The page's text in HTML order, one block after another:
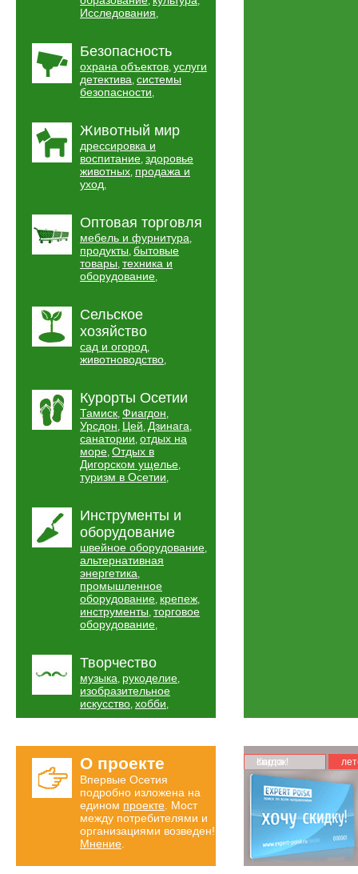
Исследования,
Безопасность
охрана объектов, услуги
детектива, системы
безопасности,
Животный мир
дрессировка и
воспитание, здоровье
животных, продажа и
уход,
Оптовая торговля
мебель и фурнитура,
продукты, бытовые
товары, техника и
оборудование,
Сельское
хозяйство
сад и огород,
животноводство,
Курорты Осетии
Тамиск, Фиагдон,
Урсдон, Цей, Дзинага,
санатории, отдых на
море, Отдых в
Дигорском ущелье,
туризм в Осетии,
Инструменты и
оборудование
швейное оборудование,
альтернативная
энергетика,
промышленное
оборудование, крепеж,
инструменты, торговое
оборудование,
Творчество
музыка, рукоделие,
изобразительное
искусство, хобби,
О проекте
Впервые Осетия
подробно изложена на
едином проекте . Мост
между потребителями и
организациями возведен!
Мнение
Карта скидок!